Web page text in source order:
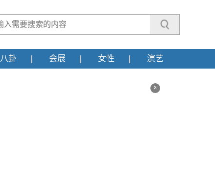
八卦 会展 女性 演艺
x